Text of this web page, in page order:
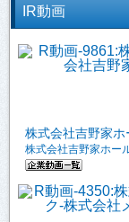
IR動画
株式会社吉野家
株式会社吉野家ホー